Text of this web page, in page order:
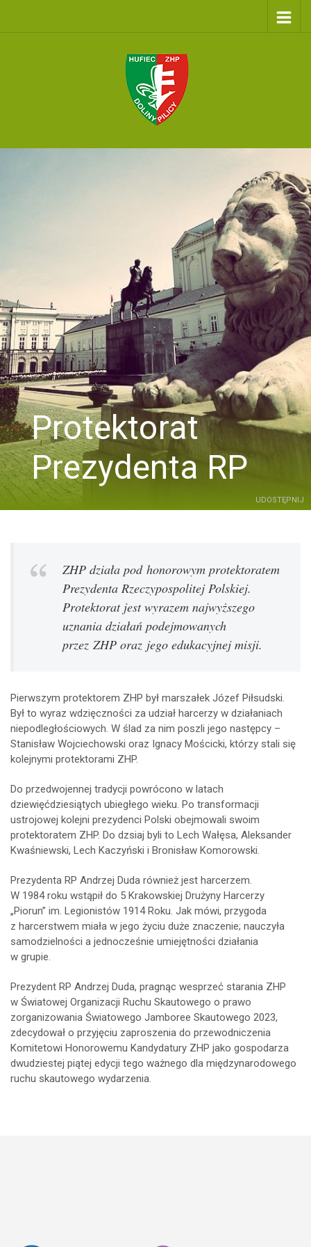
Protektorat
Prezydenta RP
UDOSTĘPNIJ
ZHP działa pod honorowym protektoratem
Prezydenta Rzeczypospolitej Polskiej.
Protektorat jest wyrazem najwyższego
uznania działań podejmowanych
przez ZHP oraz jego edukacyjnej misji.
Pierwszym protektorem ZHP był marszałek Józef Piłsudski.
Był to wyraz wdzięczności za udział harcerzy w działaniach
niepodległościowych. W ślad za nim poszli jego następcy –
Stanisław Wojciechowski oraz Ignacy Mościcki, którzy stali się
kolejnymi protektorami ZHP.
Do przedwojennej tradycji powrócono w latach
dziewięćdziesiątych ubiegłego wieku. Po transformacji
ustrojowej kolejni prezydenci Polski obejmowali swoim
protektoratem ZHP. Do dzsiaj byli to Lech Wałęsa, Aleksander
Kwaśniewski, Lech Kaczyński i Bronisław Komorowski.
Prezydenta RP Andrzej Duda również jest harcerzem.
W 1984 roku wstąpił do 5 Krakowskiej Drużyny Harcerzy
„Piorun” im. Legionistów 1914 Roku. Jak mówi, przygoda
z harcerstwem miała w jego życiu duże znaczenie; nauczyła
samodzielności a jednocześnie umiejętności działania
w grupie.
Prezydent RP Andrzej Duda, pragnąc wesprzeć starania ZHP
w Światowej Organizacji Ruchu Skautowego o prawo
zorganizowania Światowego Jamboree Skautowego 2023,
zdecydował o przyjęciu zaproszenia do przewodniczenia
Komitetowi Honorowemu Kandydatury ZHP jako gospodarza
dwudziestej piątej edycji tego ważnego dla międzynarodowego
ruchu skautowego wydarzenia.